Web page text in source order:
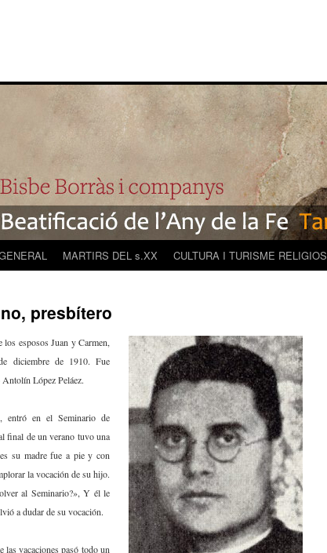
MARTIRS DEL s.XX CULTURA I TURISME RELIGIOS
presbítero
esposos Juan y Carmen,
diciembre de 1910. Fue
López Peláez.
entró en el Seminario de
final de un verano tuvo una
su madre fue a pie y con
la vocación de su hijo.
al Seminario?», Y él le
a dudar de su vocación.
las vacaciones pasó todo un